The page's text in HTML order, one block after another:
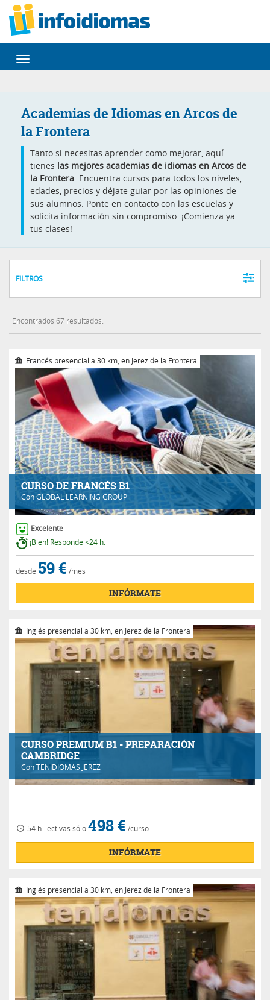
Desplegar
navegación
Academias de Idiomas en Arcos de
la Frontera
Tanto si necesitas aprender como mejorar, aquí
tienes las mejores academias de idiomas en Arcos de
la Frontera. Encuentra cursos para todos los niveles,
edades, precios y déjate guiar por las opiniones de
sus alumnos. Ponte en contacto con las escuelas y
solicita información sin compromiso. ¡Comienza ya
tus clases!
FILTROS
Encontrados 67 resultados.
CURSO DE FRANCÉS B1
ConGLOBAL LEARNING GROUP
Francés presencial a 30 km, en Jerez de la Frontera
Excelente
¡Bien! Responde <24 h.
desde 59 € /mes
INFÓRMATE
CURSO PREMIUM B1 - PREPARACIÓN
CAMBRIDGE
ConTENIDIOMAS JEREZ
Inglés presencial a 30 km, en Jerez de la Frontera
54 h. lectivas sólo498 € /curso
INFÓRMATE
Inglés presencial a 30 km, en Jerez de la Frontera